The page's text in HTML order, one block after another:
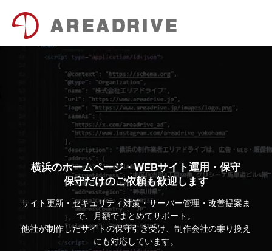
横浜のホームページ・WEBサイト運用・保守
保守だけのご依頼も歓迎します
サイト更新・セキュリティ対策・サーバー管理・改善提案ま
で、月額でまとめてサポート。
他社が制作したサイトの保守引き受け、制作会社の乗り換え
にも対応しています。